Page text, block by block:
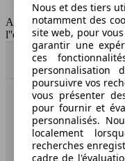
HSN/TSN
AutoScout24 France SAS
l''exactitude des
AutoScout24: la plus
voitures en Europe
AutoScout24
Nous et des tiers
notamment des
site web, pour
garantir une
ces
poursuivre vos
vous présenter
pour fournir et
personnalisés.
localement
recherches
cadre de